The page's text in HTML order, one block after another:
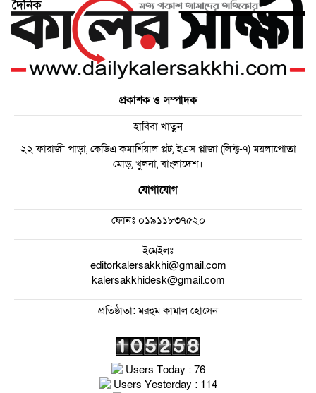
প্রকাশক ও সম্পাদক
হাবিবা খাতুন
২২ ফারাজী পাড়া, কেডিএ কমার্শিয়াল প্লট, ইএস প্লাজা (লিফ্ট-৭) ময়লাপোতা
মোড়, খুলনা, বাংলাদেশ।
যোগাযোগ
ফোনঃ০১৯১১৮৩৭৫২০
ইমেইলঃ
editorkalersakkhi@gmail.com
kalersakkhidesk@gmail.com
প্রতিষ্ঠাতা: মরহুম কামাল হোসেন
Users Today : 76
Users Yesterday : 114